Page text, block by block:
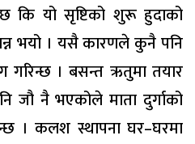
कि यो सृष्टिको शुरू हुदाको
भयो । यसै कारणले कुनै पनि
गरिन्छ । बसन्त ऋतुमा तयार
जौ नै भएकोले माता दुर्गाको
। कलश स्थापना घर–घरमा